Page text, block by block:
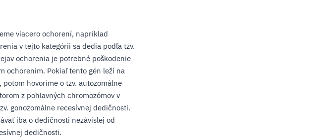
viacero ochorení, napríklad
v tejto kategórii sa dedia podľa tzv.
ochorenia je potrebné poškodenie
ochorením. Pokiaľ tento gén leží na
hovoríme o tzv. autozomálne
z pohlavných chromozómov v
gonozomálne recesívnej dedičnosti.
iba o dedičnosti nezávislej od
dedičnosti.